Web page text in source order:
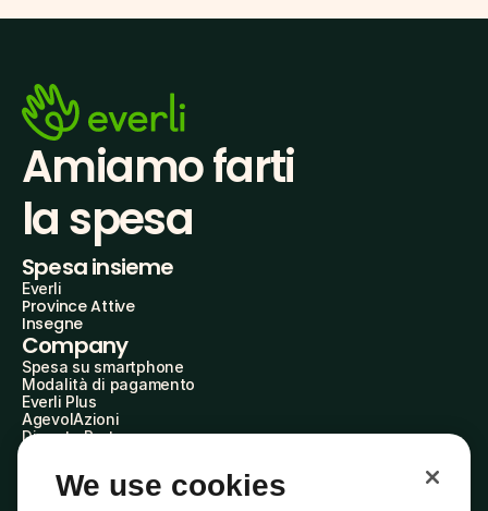
Amiamo farti
la spesa
Spesa insieme
Everli
Province Attive
Insegne
Company
Spesa su smartphone
Modalità di pagamento
Everli Plus
AgevolAzioni
Diventa Partner
Everli Shoppers
About Us
We use cookies